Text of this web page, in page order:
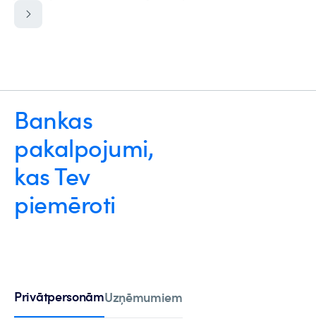
Bankas
pakalpojumi,
kas Tev
piemēroti
PrivātpersonāmUzņēmumiem